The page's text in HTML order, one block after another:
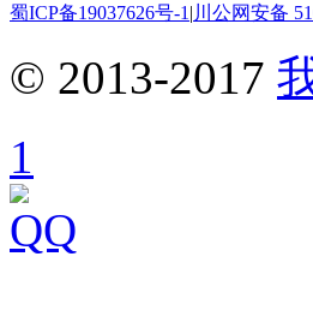
蜀ICP备19037626号-1 | 川公网安备
© 2013-2017
1